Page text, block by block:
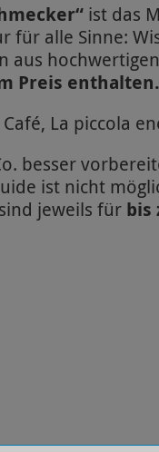
ist das
für alle Sinne:
aus
Preis enthalten.
Café, La piccola
besser
ist nicht
jeweils für bis